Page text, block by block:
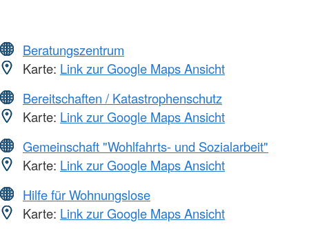
Beratungszentrum
Karte: Link zur Google Maps Ansicht
Bereitschaften / Katastrophenschutz
Karte: Link zur Google Maps Ansicht
Gemeinschaft "Wohlfahrts- und Sozialarbeit"
Karte: Link zur Google Maps Ansicht
Hilfe für Wohnungslose
Karte: Link zur Google Maps Ansicht